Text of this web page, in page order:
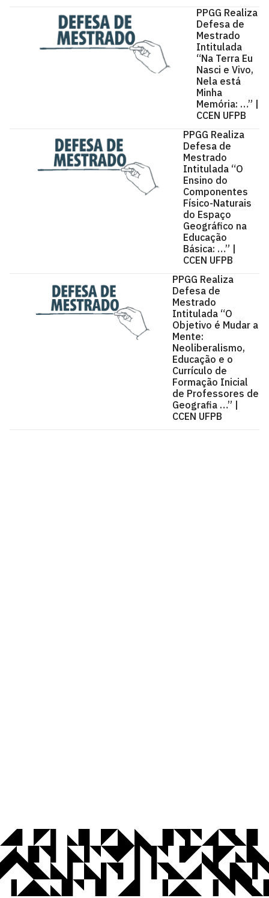
PPGG Realiza
Defesa de
Mestrado
Intitulada
“Na Terra Eu
Nasci e Vivo,
Nela está
Minha
Memória: …” |
CCEN UFPB
PPGG Realiza
Defesa de
Mestrado
Intitulada “O
Ensino do
Componentes
Físico-Naturais
do Espaço
Geográfico na
Educação
Básica: …” |
CCEN UFPB
PPGG Realiza
Defesa de
Mestrado
Intitulada “O
Objetivo é Mudar a
Mente:
Neoliberalismo,
Educação e o
Currículo de
Formação Inicial
de Professores de
Geografia …” |
CCEN UFPB